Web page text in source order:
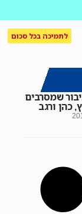
לתמיכה בכל סכום
שמסרבים
כהן ורגב